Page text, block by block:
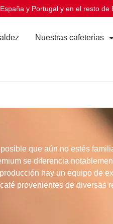
y Portugal y en el resto de
Nuestras cafeterias
que aún no estés
se diferencia
hay un equipo de
provenientes de diversas